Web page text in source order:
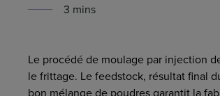
3 mins
Le procédé de moulage par injection
le frittage. Le feedstock, résultat final
bon mélange de poudres garantit la